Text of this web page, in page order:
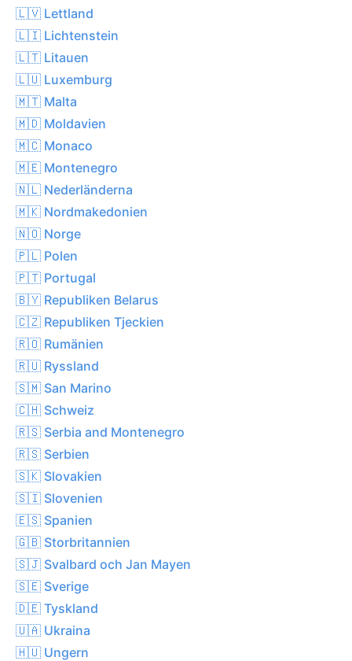
🇱🇻 Lettland
🇱🇮 Lichtenstein
🇱🇹 Litauen
🇱🇺 Luxemburg
🇲🇹 Malta
🇲🇩 Moldavien
🇲🇨 Monaco
🇲🇪 Montenegro
🇳🇱 Nederländerna
🇲🇰 Nordmakedonien
🇳🇴 Norge
🇵🇱 Polen
🇵🇹 Portugal
🇧🇾 Republiken Belarus
🇨🇿 Republiken Tjeckien
🇷🇴 Rumänien
🇷🇺 Ryssland
🇸🇲 San Marino
🇨🇭 Schweiz
🇷🇸 Serbia and Montenegro
🇷🇸 Serbien
🇸🇰 Slovakien
🇸🇮 Slovenien
🇪🇸 Spanien
🇬🇧 Storbritannien
🇸🇯 Svalbard och Jan Mayen
🇸🇪 Sverige
🇩🇪 Tyskland
🇺🇦 Ukraina
🇭🇺 Ungern